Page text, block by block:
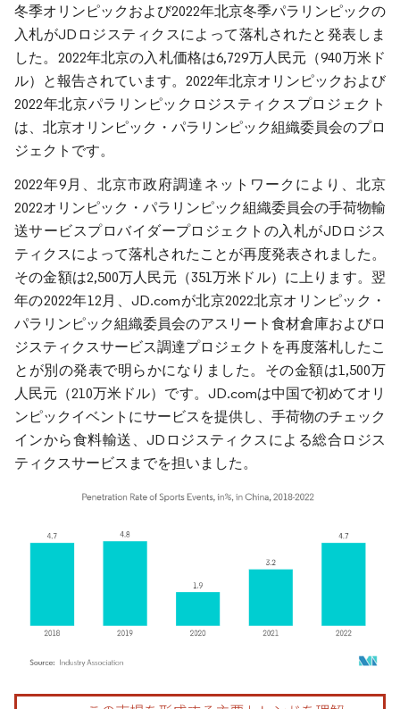
冬季オリンピックおよび2022年北京冬季パラリンピックの
入札がJDロジスティクスによって落札されたと発表しま
した。2022年北京の入札価格は6,729万人民元（940万米ド
ル）と報告されています。2022年北京オリンピックおよび
2022年北京パラリンピックロジスティクスプロジェクト
は、北京オリンピック・パラリンピック組織委員会のプロ
ジェクトです。
2022年9月、北京市政府調達ネットワークにより、北京
2022オリンピック・パラリンピック組織委員会の手荷物輸
送サービスプロバイダープロジェクトの入札がJDロジス
ティクスによって落札されたことが再度発表されました。
その金額は2,500万人民元（351万米ドル）に上ります。翌
年の2022年12月、JD.comが北京2022北京オリンピック・
パラリンピック組織委員会のアスリート食材倉庫およびロ
ジスティクスサービス調達プロジェクトを再度落札したこ
とが別の発表で明らかになりました。その金額は1,500万
人民元（210万米ドル）です。JD.comは中国で初めてオリ
ンピックイベントにサービスを提供し、手荷物のチェック
インから食料輸送、JDロジスティクスによる総合ロジス
ティクスサービスまでを担いました。
画像 © Mordor Intelligence。再利用にはCC BY 4.0の表示が必要です。